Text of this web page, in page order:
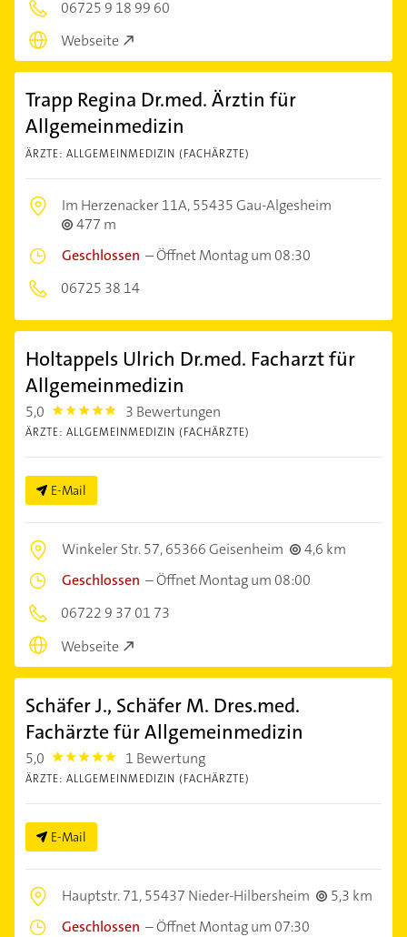
06725 9 18 99 60
Webseite
Trapp Regina Dr.med. Ärztin für
Allgemeinmedizin
ÄRZTE: ALLGEMEINMEDIZIN (FACHÄRZTE)
Im Herzenacker 11A,55435 Gau-Algesheim
477 m
Geschlossen –Öffnet Montag um 08:30
06725 38 14
Holtappels Ulrich Dr.med. Facharzt für
Allgemeinmedizin
5,0 5.0 3 Bewertungen
ÄRZTE: ALLGEMEINMEDIZIN (FACHÄRZTE)
E-Mail
Winkeler Str. 57,65366 Geisenheim
4,6 km
Geschlossen –Öffnet Montag um 08:00
06722 9 37 01 73
Webseite
Schäfer J., Schäfer M. Dres.med.
Fachärzte für Allgemeinmedizin
5,0 5.0 1 Bewertung
ÄRZTE: ALLGEMEINMEDIZIN (FACHÄRZTE)
E-Mail
Hauptstr. 71,55437 Nieder-Hilbersheim
5,3 km
Geschlossen –Öffnet Montag um 07:30